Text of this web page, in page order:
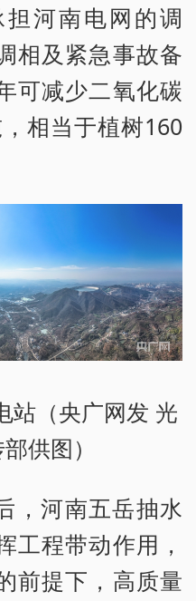
河南电网的调
相及紧急事故备
可减少二氧化碳
相当于植树160
站（央广网发 光
供图）
，河南五岳抽水
工程带动作用，
前提下，高质量